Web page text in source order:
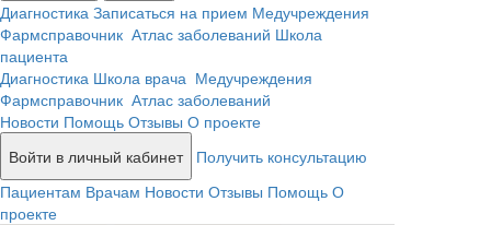
Диагностика Записаться на прием Медучреждения
Фармсправочник Атлас заболеваний Школа
пациента
Диагностика Школа врача Медучреждения
Фармсправочник Атлас заболеваний
Новости Помощь Отзывы О проекте
Войти в личный кабинет
Получить консультацию
Пациентам Врачам Новости Отзывы Помощь О
проекте